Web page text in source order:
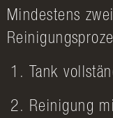
Mindestens
Tank
Reinigung